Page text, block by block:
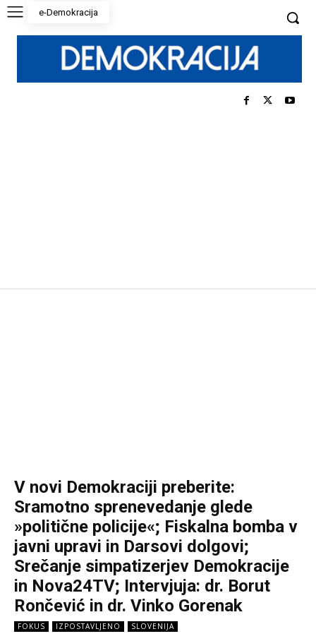
e-Demokracija
V novi Demokraciji preberite:
Sramotno sprenevedanje glede
»politične policije«; Fiskalna bomba v
javni upravi in Darsovi dolgovi;
Srečanje simpatizerjev Demokracije
in Nova24TV; Intervjuja: dr. Borut
Rončević in dr. Vinko Gorenak
FOKUS IZPOSTAVLJENO SLOVENIJA